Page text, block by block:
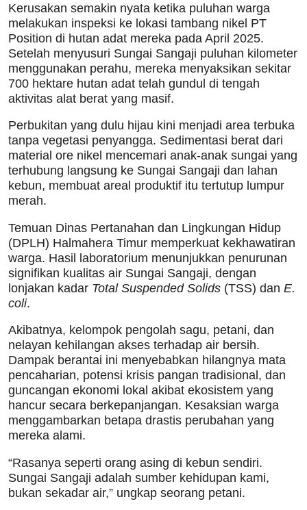
Kerusakan semakin nyata ketika puluhan warga
melakukan inspeksi ke lokasi tambang nikel PT
Position di hutan adat mereka pada April 2025.
Setelah menyusuri Sungai Sangaji puluhan kilometer
menggunakan perahu, mereka menyaksikan sekitar
700 hektare hutan adat telah gundul di tengah
aktivitas alat berat yang masif.
Perbukitan yang dulu hijau kini menjadi area terbuka
tanpa vegetasi penyangga. Sedimentasi berat dari
material ore nikel mencemari anak-anak sungai yang
terhubung langsung ke Sungai Sangaji dan lahan
kebun, membuat areal produktif itu tertutup lumpur
merah.
Temuan Dinas Pertanahan dan Lingkungan Hidup
(DPLH) Halmahera Timur memperkuat kekhawatiran
warga. Hasil laboratorium menunjukkan penurunan
signifikan kualitas air Sungai Sangaji, dengan
lonjakan kadar Total Suspended Solids (TSS) dan E.
coli.
Akibatnya, kelompok pengolah sagu, petani, dan
nelayan kehilangan akses terhadap air bersih.
Dampak berantai ini menyebabkan hilangnya mata
pencaharian, potensi krisis pangan tradisional, dan
guncangan ekonomi lokal akibat ekosistem yang
hancur secara berkepanjangan. Kesaksian warga
menggambarkan betapa drastis perubahan yang
mereka alami.
“Rasanya seperti orang asing di kebun sendiri.
Sungai Sangaji adalah sumber kehidupan kami,
bukan sekadar air,” ungkap seorang petani.